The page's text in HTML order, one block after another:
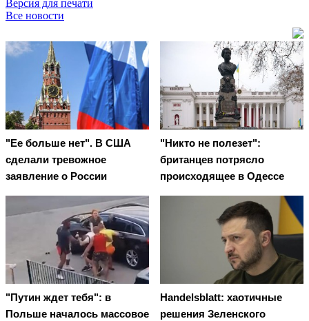
Версия для печати
Все новости
"Ее больше нет". В США
сделали тревожное
заявление о России
"Никто не полезет":
британцев потрясло
происходящее в Одессе
"Путин ждет тебя": в
Польше началось массовое
Handelsblatt: хаотичные
решения Зеленского